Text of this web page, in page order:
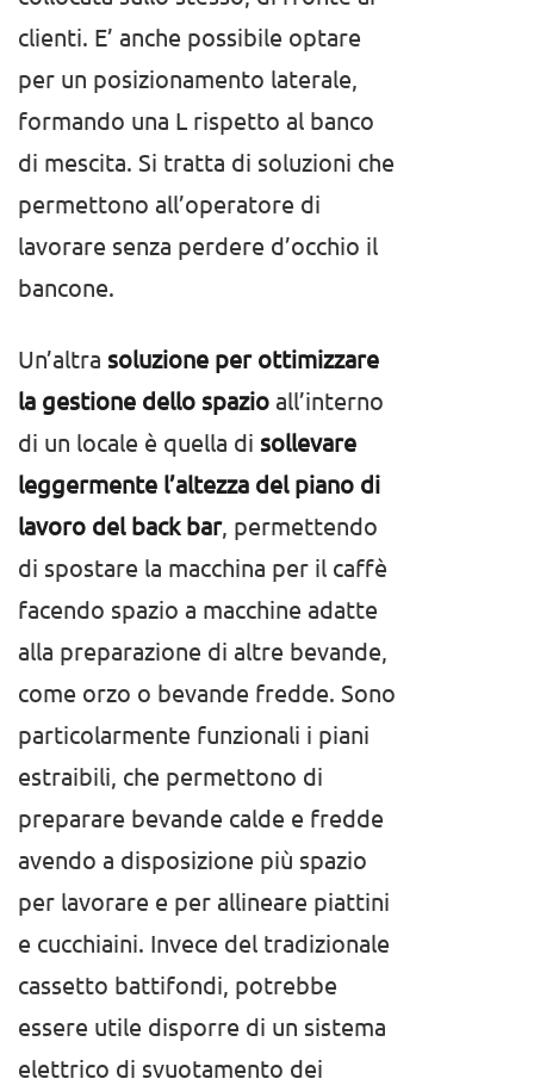
clienti. E’ anche possibile optare
per un posizionamento laterale,
formando una L rispetto al banco
di mescita. Si tratta di soluzioni che
permettono all’operatore di
lavorare senza perdere d’occhio il
bancone.
Un’altra soluzione per ottimizzare
la gestione dello spazio all’interno
di un locale è quella di sollevare
leggermente l’altezza del piano di
lavoro del back bar, permettendo
di spostare la macchina per il caffè
facendo spazio a macchine adatte
alla preparazione di altre bevande,
come orzo o bevande fredde. Sono
particolarmente funzionali i piani
estraibili, che permettono di
preparare bevande calde e fredde
avendo a disposizione più spazio
per lavorare e per allineare piattini
e cucchiaini. Invece del tradizionale
cassetto battifondi, potrebbe
essere utile disporre di un sistema
elettrico di svuotamento dei